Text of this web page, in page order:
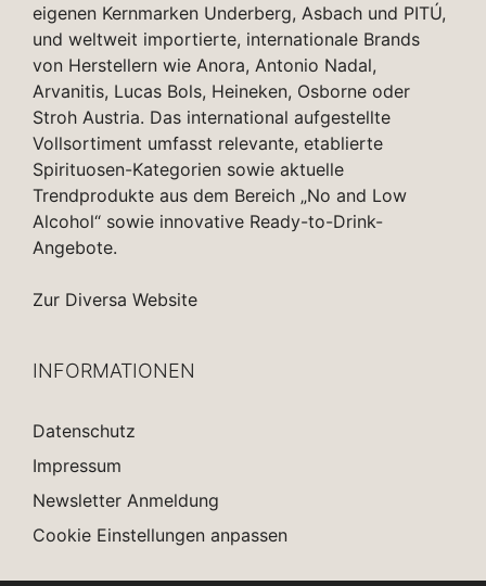
eigenen Kernmarken Underberg, Asbach und PITÚ,
und weltweit importierte, internationale Brands
von Herstellern wie Anora, Antonio Nadal,
Arvanitis, Lucas Bols, Heineken, Osborne oder
Stroh Austria. Das international aufgestellte
Vollsortiment umfasst relevante, etablierte
Spirituosen-Kategorien sowie aktuelle
Trendprodukte aus dem Bereich „No and Low
Alcohol“ sowie innovative Ready-to-Drink-
Angebote.
Zur Diversa Website
INFORMATIONEN
Datenschutz
Impressum
Newsletter Anmeldung
Cookie Einstellungen anpassen